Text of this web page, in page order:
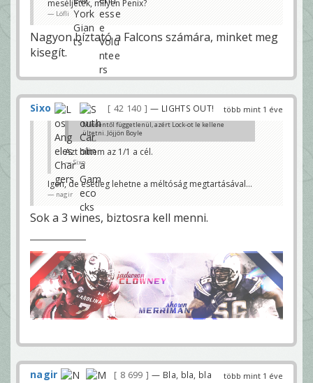
meséljetek, milyen Penix?
Löfli
Nagyon bíztató a Falcons számára, minket meg
kisegít.
több mint 1 éve
Sixo 42 140 — LIGHTS OUT!
Mindentől függetlenül, azért Lock-ot le kellene
ültetni. Jöjjön Boyle
Zet
Azt hittem az 1/1 a cél.
Sixo
Igen, de esetleg lehetne a méltóság megtartásával...
nagir
Sok a 3 wines, biztosra kell menni.
több mint 1 éve
nagir 8 699 — Bla, bla, bla